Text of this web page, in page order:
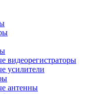
видеорегистраторы
усилители
антенны